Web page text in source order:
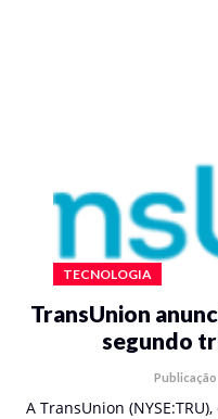
TECNOLOGIA
TransUnion
segundo
Publicação
A TransUnion